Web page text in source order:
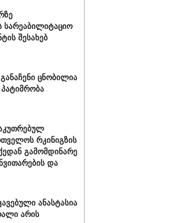
სარეაბილიტაციო
შესახებ
ცნობილია
რკინიგზის
გამომდინარე
და
ანასტასია
არის